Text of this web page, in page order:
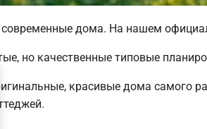
дома. На нашем
но качественные типовые
красивые дома самого